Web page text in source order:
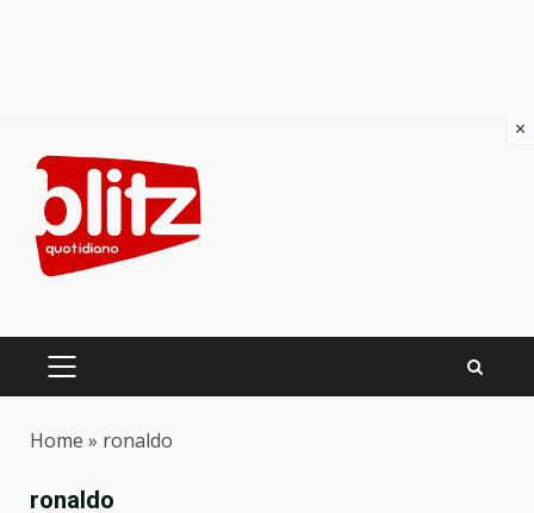
content
PRIMARY
Home » ronaldo
ronaldo
×